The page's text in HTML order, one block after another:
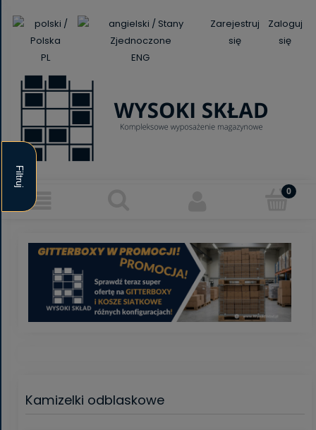
PL ENG
Zarejestruj
się
Zaloguj
się
Filtruj
Kamizelki odblaskowe